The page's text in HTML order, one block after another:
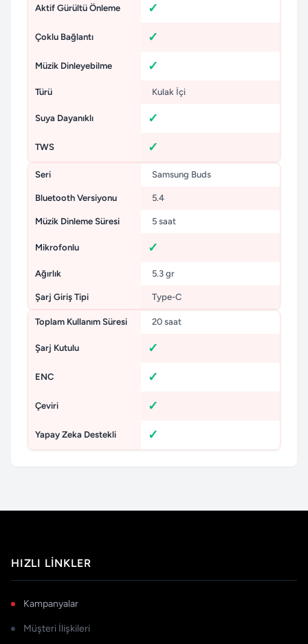
Aktif Gürültü Önleme
Çoklu Bağlantı
Müzik Dinleyebilme
Türü Kulak İçi
Suya Dayanıklı
TWS
Seri Samsung Buds
Bluetooth Versiyonu 5.4
Müzik Dinleme Süresi 5 saat
Mikrofonlu
Ağırlık 5.3 gr
Şarj Giriş Tipi Type-C
Toplam Kullanım Süresi 20 saat
Şarj Kutulu
ENC
Çeviri
Yapay Zeka Destekli
HIZLI LINKLER
Kampanyalar
Müşteri İlişkileri